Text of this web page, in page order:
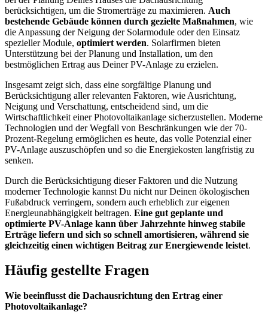
berücksichtigen, um die Stromerträge zu maximieren. Auch
bestehende Gebäude können durch gezielte Maßnahmen, wie
die Anpassung der Neigung der Solarmodule oder den Einsatz
spezieller Module, optimiert werden. Solarfirmen bieten
Unterstützung bei der Planung und Installation, um den
bestmöglichen Ertrag aus Deiner PV-Anlage zu erzielen.
Insgesamt zeigt sich, dass eine sorgfältige Planung und
Berücksichtigung aller relevanten Faktoren, wie Ausrichtung,
Neigung und Verschattung, entscheidend sind, um die
Wirtschaftlichkeit einer Photovoltaikanlage sicherzustellen. Moderne
Technologien und der Wegfall von Beschränkungen wie der 70-
Prozent-Regelung ermöglichen es heute, das volle Potenzial einer
PV-Anlage auszuschöpfen und so die Energiekosten langfristig zu
senken.
Durch die Berücksichtigung dieser Faktoren und die Nutzung
moderner Technologie kannst Du nicht nur Deinen ökologischen
Fußabdruck verringern, sondern auch erheblich zur eigenen
Energieunabhängigkeit beitragen. Eine gut geplante und
optimierte PV-Anlage kann über Jahrzehnte hinweg stabile
Erträge liefern und sich so schnell amortisieren, während sie
gleichzeitig einen wichtigen Beitrag zur Energiewende leistet.
Häufig gestellte Fragen
Wie beeinflusst die Dachausrichtung den Ertrag einer
Photovoltaikanlage?